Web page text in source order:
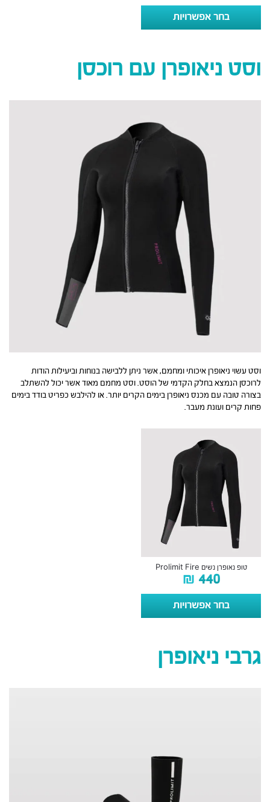
בחר אפשרויות
וסט ניאופרן עם רוכסן
וסט עשוי ניאופרן איכותי ומחמם, אשר ניתן ללבישה בנוחות וביעילות הודות
לרוכסן הנמצא בחלק הקדמי של הוסט. וסט מחמם מאוד אשר יכול להשתלב
בצורה טובה עם מכנס ניאופרן בימים הקרים יותר. או להילבש כפריט בודד בימים
פחות קרים ועונת מעבר.
טופ נאופרן נשים Prolimit Fire
₪ 440
בחר אפשרויות
גרבי ניאופרן